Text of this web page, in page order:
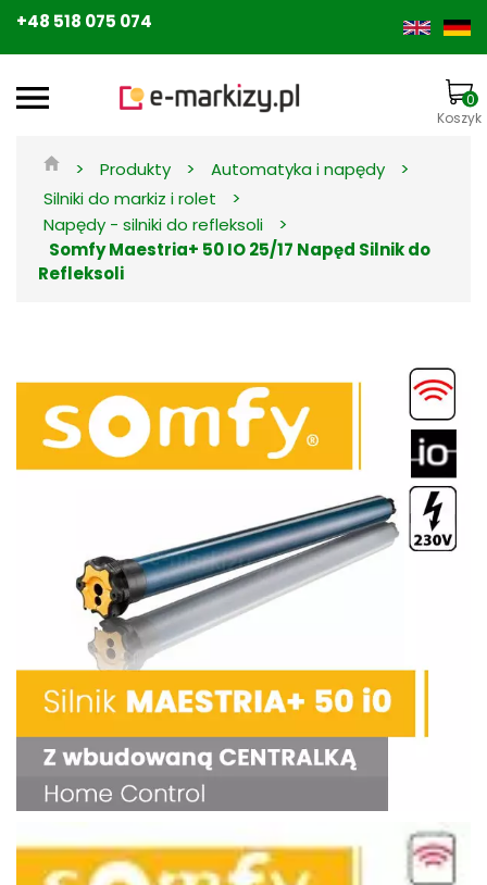
+48 518 075 074
0
Koszyk
> Produkty > Automatyka i napędy >
Silniki do markiz i rolet >
Napędy - silniki do refleksoli >
Somfy Maestria+ 50 IO 25/17 Napęd Silnik do
Refleksoli